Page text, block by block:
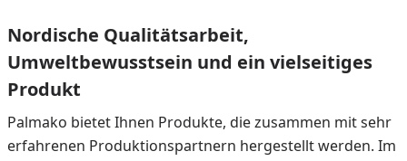
Nordische Qualitätsarbeit,
Umweltbewusstsein und ein vielseitiges
Produkt
Palmako bietet Ihnen Produkte, die zusammen mit sehr
erfahrenen Produktionspartnern hergestellt werden. Im